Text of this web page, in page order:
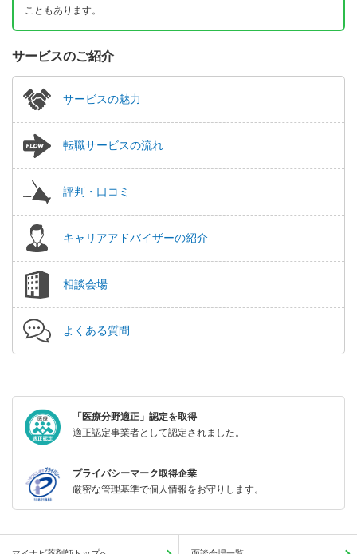
こともあります。
サービスのご紹介
サービスの魅力
転職サービスの流れ
評判・口コミ
キャリアアドバイザーの紹介
相談会場
よくある質問
「医療分野適正」認定を取得
適正認定事業者として認定されました。
プライバシーマーク取得企業
厳密な管理基準で個人情報をお守りします。